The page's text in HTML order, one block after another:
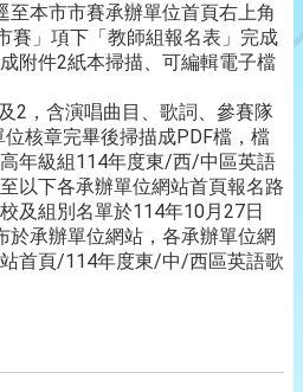
至本市市賽承辦單位首頁右上角
賽」項下「教師組報名表」完成
附件2紙本掃描、可編輯電子檔
2，含演唱曲目、歌詞、參賽隊
核章完畢後掃描成PDF檔，檔
年級組114年度東/西/中區英語
以下各承辦單位網站首頁報名路
及組別名單於114年10月27日
於承辦單位網站，各承辦單位網
首頁/114年度東/中/西區英語歌